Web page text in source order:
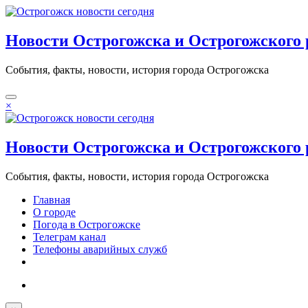
Перейти
содержимому
Новости Острогожска и Острогожского
События, факты, новости, история города Острогожска
×
Новости Острогожска и Острогожского
События, факты, новости, история города Острогожска
Главная
О городе
Погода в Острогожске
Телеграм канал
Телефоны аварийных служб